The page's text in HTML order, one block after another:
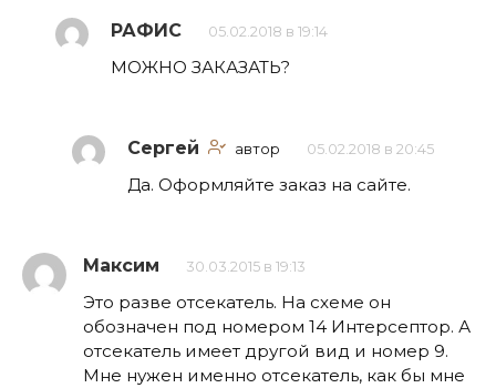
РАФИС 05.02.2018 в 19:14
МОЖНО ЗАКАЗАТЬ?
Сергей автор 05.02.2018 в 20:45
Да. Оформляйте заказ на сайте.
Максим 30.03.2015 в 19:13
Это разве отсекатель. На схеме он
обозначен под номером 14 Интерсептор. А
отсекатель имеет другой вид и номер 9.
Мне нужен именно отсекатель, как бы мне